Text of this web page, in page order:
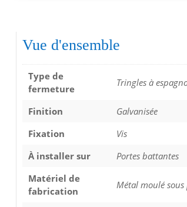
Vue d'ensemble
Type de
fermeture
Tringles à
Finition
Galvanisée
Fixation
Vis
À installer sur
Portes battantes
Matériel de
fabrication
Métal moulé sous